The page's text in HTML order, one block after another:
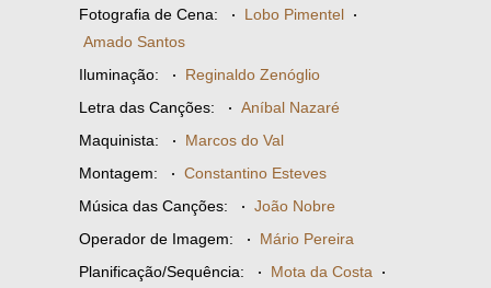
Fotografia de Cena: · Lobo Pimentel ·
Amado Santos
Iluminação: · Reginaldo Zenóglio
Letra das Canções: · Aníbal Nazaré
Maquinista: · Marcos do Val
Montagem: · Constantino Esteves
Música das Canções: · João Nobre
Operador de Imagem: · Mário Pereira
Planificação/Sequência: · Mota da Costa ·